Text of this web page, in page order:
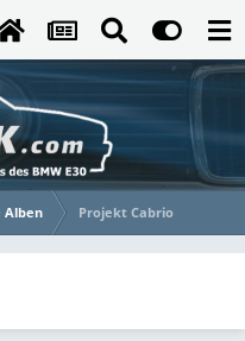
Alben Projekt Cabrio